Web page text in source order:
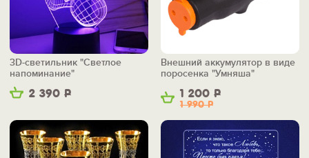
2 390 Р
3D-светильник "Светлое
напоминание"
1 200 Р
1 990Р
Внешний аккумулятор в виде
поросенка "Умняша"